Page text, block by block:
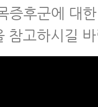
증후군에 대
참고하시길